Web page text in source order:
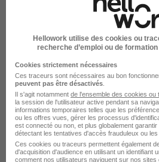
Emplois &
Emploi Technicien
Emploi Logistique
Emploi Technicien
Hellowork utilise des cookies ou
recherche d’emploi ou de
Cookies strictement nécessaires
Ces traceurs sont nécessaires au bon
peuvent pas être désactivés
Il s'agit notamment de l'ensemble des cookies ou
la session de l'utilisateur active pendant sa
informations temporaires telles que les
ou les offres vues, gérer les processus
est connecté ou non, et plus globalement
détectant les tentatives d'accès frauduleux ou les
Ces cookies ou traceurs permettent également
d'acquisition d'audience en utilisant un identifiant
comment nos utilisateurs naviguent sur nos sites